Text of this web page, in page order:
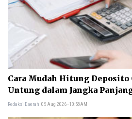
Cara Mudah Hitung
Untung dalam Jangka
Redaksi Daerah 05 Aug 2026 - 10:58AM